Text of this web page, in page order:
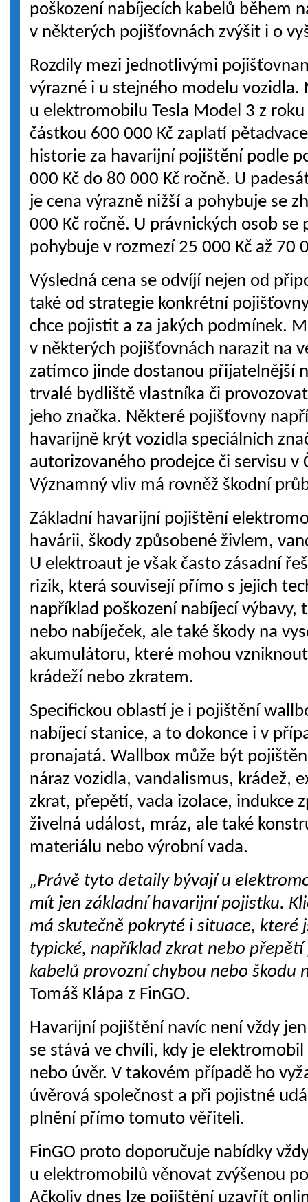
poškození nabíjecích kabelů během
v některých pojišťovnách zvýšit i o
Rozdíly mezi jednotlivými
výrazné i u stejného modelu vozidla.
u elektromobilu Tesla Model 3 z
částkou 600 000 Kč zaplatí
historie za havarijní pojištění podle
000 Kč do 80 000 Kč ročně. U
je cena výrazně nižší a pohybuje se
000 Kč ročně. U právnických osob
pohybuje v rozmezí 25 000 Kč až 70
Výsledná cena se odvíjí nejen od
také od strategie konkrétní
chce pojistit a za jakých podmínek.
v některých pojišťovnách narazit na
zatímco jinde dostanou přijatelnější
trvalé bydliště vlastníka či
jeho značka. Některé pojišťovny
havarijně krýt vozidla speciálních
autorizovaného prodejce či servisu v
Významný vliv má rovněž škodní
Základní havarijní pojištění
havárii, škody způsobené živlem,
U elektroaut je však často zásadní
rizik, která souvisejí přímo s jejich
například poškození nabíjecí výbavy,
nebo nabíječek, ale také škody na
akumulátoru, které mohou
krádeží nebo zkratem.
Specifickou oblastí je i pojištění
nabíjecí stanice, a to dokonce i v
pronajatá. Wallbox může být
náraz vozidla, vandalismus, krádež,
zkrat, přepětí, vada izolace, indukce
živelná událost, mráz, ale také
materiálu nebo výrobní vada.
„Právě tyto detaily bývají u
mít jen základní havarijní pojistku.
má skutečně pokryté i situace, které
typické, například zkrat nebo
kabelů provozní chybou nebo škodu
Tomáš Klápa z FinGO.
Havarijní pojištění navíc není vždy
se stává ve chvíli, kdy je
nebo úvěr. V takovém případě ho
úvěrová společnost a při pojistné
plnění přímo tomuto věřiteli.
FinGO proto doporučuje nabídky
u elektromobilů věnovat zvýšenou
Ačkoliv dnes lze pojištění uzavřít